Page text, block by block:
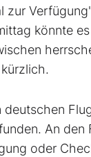
zur
könnte
An
oder